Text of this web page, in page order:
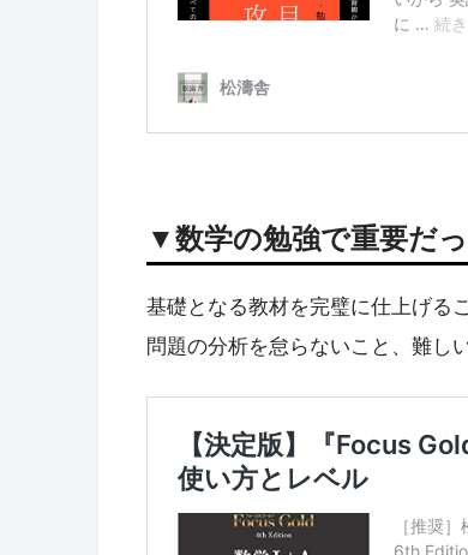
▼数学の勉強で重要だ
基礎となる教材を完璧に仕上げる
問題の分析を怠らないこと、難し